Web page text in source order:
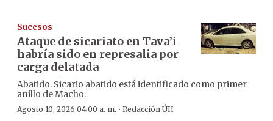
Sucesos
Ataque de sicariato en Tava’i
habría sido en represalia por
carga delatada
Abatido. Sicario abatido está identificado como primer
anillo de Macho.
Agosto 10, 2026 04:00 a. m. · Redacción ÚH